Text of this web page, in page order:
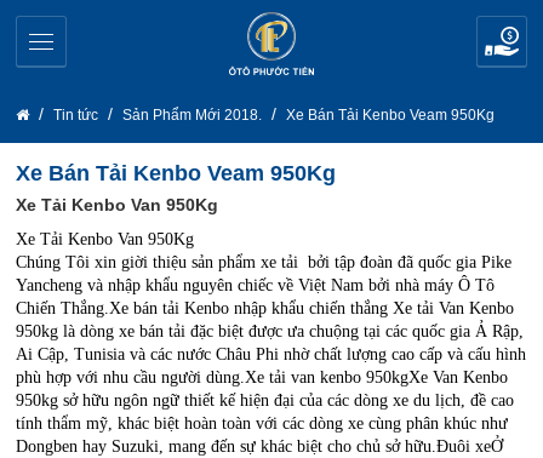
Tin tức Sản Phẩm Mới 2018. Xe Bán Tải Kenbo Veam 950Kg
Xe Bán Tải Kenbo Veam 950Kg
Xe Tải Kenbo Van 950Kg
Xe Tải Kenbo Van 950Kg
Chúng Tôi xin giời thiệu sản phẩm xe tải bởi tập đoàn đã quốc gia Pike
Yancheng và nhập khẩu nguyên chiếc về Việt Nam bởi nhà máy Ô Tô
Chiến Thắng.Xe bán tải Kenbo nhập khẩu chiến thắngXe tải Van Kenbo
950kglà dòng xe bán tải đặc biệt được ưa chuộng tại các quốc gia Ả Rập,
Ai Cập, Tunisia và các nước Châu Phi nhờ chất lượng cao cấp và cấu hình
phù hợp với nhu cầu người dùng.Xe tải van kenbo 950kgXe Van Kenbo
950kg sở hữu ngôn ngữ thiết kế hiện đại của các dòng xe du lịch, đề cao
tính thẩm mỹ, khác biệt hoàn toàn với các dòng xe cùng phân khúc như
Dongben hay Suzuki, mang đến sự khác biệt cho chủ sở hữu.Đuôi xeỞ